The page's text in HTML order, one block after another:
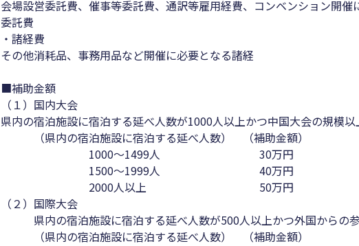
会場設営委託費、催事等委託費、通訳等雇用経費、コンベンション開
委託費
・諸経費
その他消耗品、事務用品など開催に必要となる諸経
■補助金額
（１）国内大会
県内の宿泊施設に宿泊する延べ人数が1000人以上かつ中国大会の規模以
（県内の宿泊施設に宿泊する延べ人数） （補助金額）
1000～1499人 30万円
1500～1999人 40万円
2000人以上 50万円
（２）国際大会
県内の宿泊施設に宿泊する延べ人数が500人以上かつ外国からの参
（県内の宿泊施設に宿泊する延べ人数） （補助金額）